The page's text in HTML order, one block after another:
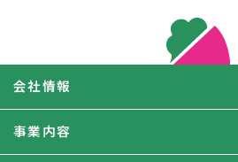
会社情報
事業内容